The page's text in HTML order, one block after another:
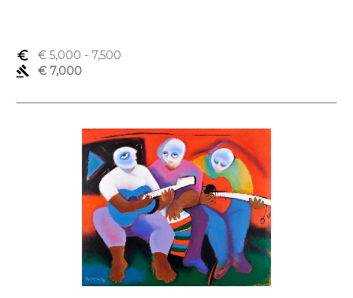
euro_symbol € 5,000 - 7,500
gavel
€ 7,000